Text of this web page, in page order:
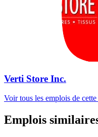
Verti Store Inc.
Voir tous les emplois de
Emplois